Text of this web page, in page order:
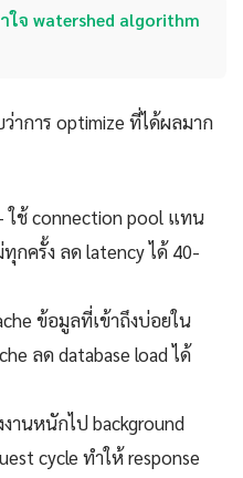
ใจ watershed algorithm
าการ optimize ที่ได้ผลมาก
ใช้ connection pool แทน
กครั้ง ลด latency ได้ 40-
ข้อมูลที่เข้าถึงบ่อยใน
ลด database load ได้
านหนักไป background
cycle ทำให้ response